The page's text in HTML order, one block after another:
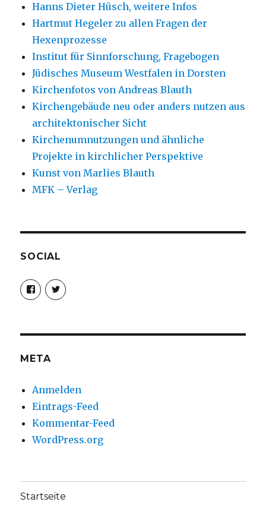
Hanns Dieter Hüsch, weitere Infos
Hartmut Hegeler zu allen Fragen der
Hexenprozesse
Institut für Sinnforschung, Fragebogen
Jüdisches Museum Westfalen in Dorsten
Kirchenfotos von Andreas Blauth
Kirchengebäude neu oder anders nutzen aus
architektonischer Sicht
Kirchenumnutzungen und ähnliche
Projekte in kirchlicher Perspektive
Kunst von Marlies Blauth
MFK – Verlag
SOCIAL
Profil
von
christoph.fleischer1
anzeigen
Profil
von
anzeigen
META
Anmelden
Eintrags-Feed
Kommentar-Feed
WordPress.org
Startseite